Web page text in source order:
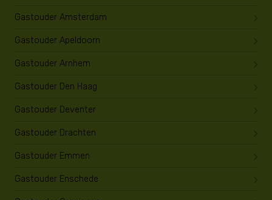
Gastouder Amsterdam
Gastouder Apeldoorn
Gastouder Arnhem
Gastouder Den Haag
Gastouder Deventer
Gastouder Drachten
Gastouder Emmen
Gastouder Enschede